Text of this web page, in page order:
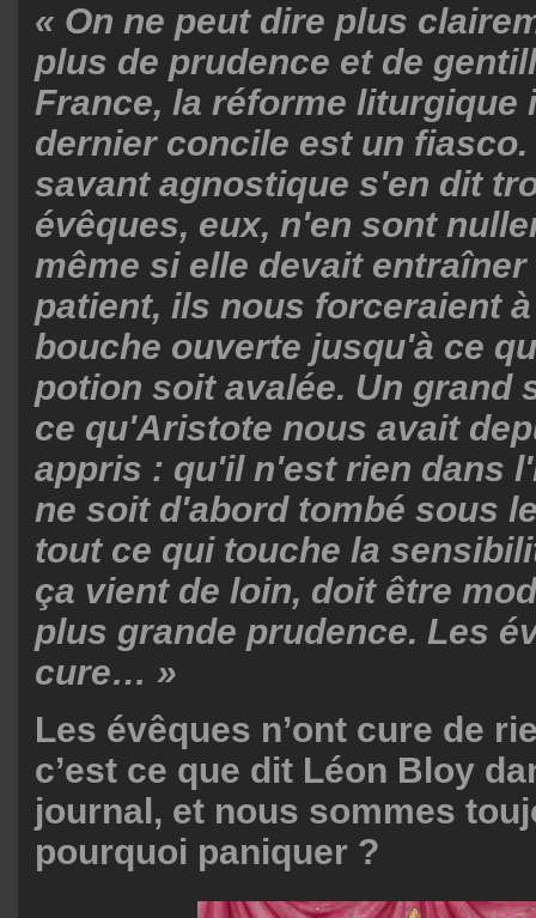
« On ne peut dire plus
plus de prudence et de
France, la réforme liturgique
dernier concile est un fiasco.
savant agnostique s'en dit
évêques, eux, n'en sont
même si elle devait
patient, ils nous forceraient
bouche ouverte jusqu'à ce
potion soit avalée. Un grand
ce qu'Aristote nous avait
appris : qu'il n'est rien dans
ne soit d'abord tombé sous
tout ce qui touche la
ça vient de loin, doit être
plus grande prudence. Les
cure… »
Les évêques n’ont cure de
c’est ce que dit Léon Bloy
journal, et nous sommes
pourquoi paniquer ?